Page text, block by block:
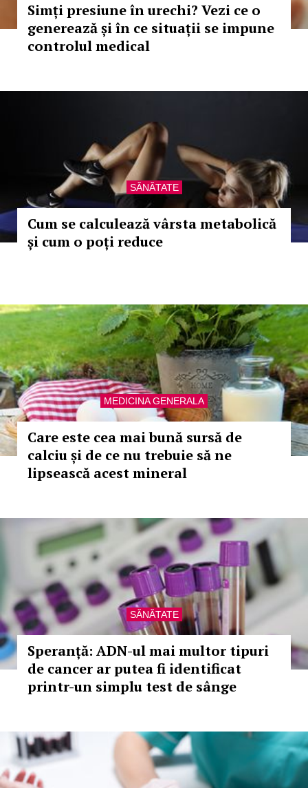
Simți presiune în urechi? Vezi ce o
generează și în ce situații se impune
controlul medical
SĂNĂTATE
Cum se calculează vârsta metabolică
și cum o poți reduce
MEDICINA GENERALA
Care este cea mai bună sursă de
calciu și de ce nu trebuie să ne
lipsească acest mineral
SĂNĂTATE
Speranță: ADN-ul mai multor tipuri
de cancer ar putea fi identificat
printr-un simplu test de sânge